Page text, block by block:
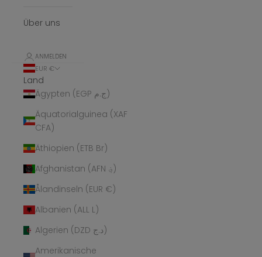
Über uns
ANMELDEN
EUR €
Land
Ägypten (EGP ج.م)
Äquatorialguinea (XAF
CFA)
Äthiopien (ETB Br)
Afghanistan (AFN ؋)
Ålandinseln (EUR €)
Albanien (ALL L)
Algerien (DZD د.ج)
Amerikanische